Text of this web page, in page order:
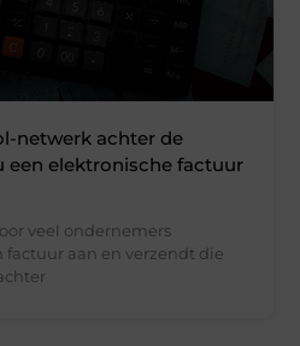
netwerk achter de
een elektronische factuur
veel ondernemers
aan en verzendt die